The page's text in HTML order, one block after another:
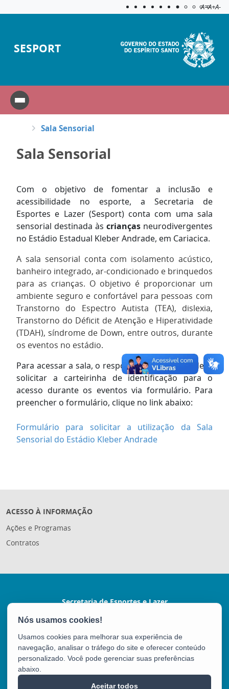
Aplicar
A=A+A-
SESPORT
Sala Sensorial
Sala Sensorial
Com o objetivo de fomentar a inclusão e
acessibilidade no esporte, a Secretaria de
Esportes e Lazer (Sesport) conta com uma sala
sensorial destinada às crianças neurodivergentes
no Estádio Estadual Kleber Andrade, em Cariacica.
A sala sensorial conta com isolamento acústico,
banheiro integrado, ar-condicionado e brinquedos
para as crianças. O objetivo é proporcionar um
ambiente seguro e confortável para pessoas com
Transtorno do Espectro Autista (TEA), dislexia,
Transtorno do Déficit de Atenção e Hiperatividade
(TDAH), síndrome de Down, entre outros, durante
os eventos no estádio.
Para acessar a sala, o responsável da criança deve
solicitar a carteirinha de identificação para o
acesso durante os eventos via formulário. Para
preencher o formulário, clique no link abaixo:
Formulário para solicitar a utilização da Sala
Sensorial do Estádio Kleber Andrade
ACESSO À INFORMAÇÃO
Ações e Programas
Contratos
Secretaria de Esportes e Lazer
Rua Coronel Schwab Filho s/nº - Bento Ferreira
Tel.: (27) 3636-7017
E-mail:gabinete.sesport@gmail.com
Usamos cookies para melhorar sua experiência de
navegação, analisar o tráfego do site e oferecer conteúdo
personalizado. Você pode gerenciar suas preferências
abaixo.
Aceitar todos